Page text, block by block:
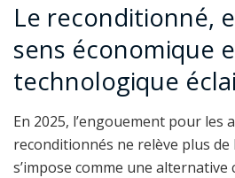
Le reconditionné,
sens économique
technologique
En 2025, l’engouement pour les
reconditionnés ne relève plus de
s’impose comme une alternative